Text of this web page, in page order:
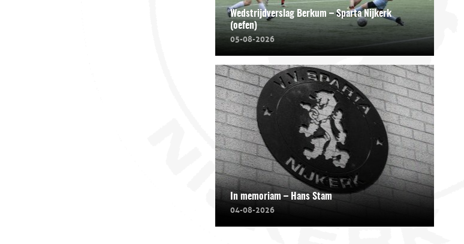
Wedstrijdverslag Berkum – Sparta Nijkerk
(oefen)
05-08-2026
In memoriam – Hans Stam
04-08-2026